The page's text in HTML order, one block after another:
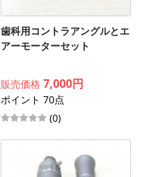
歯科用コントラアングルとエ
アーモーターセット
販売価格 7,000円
ポイント 70点
(0)